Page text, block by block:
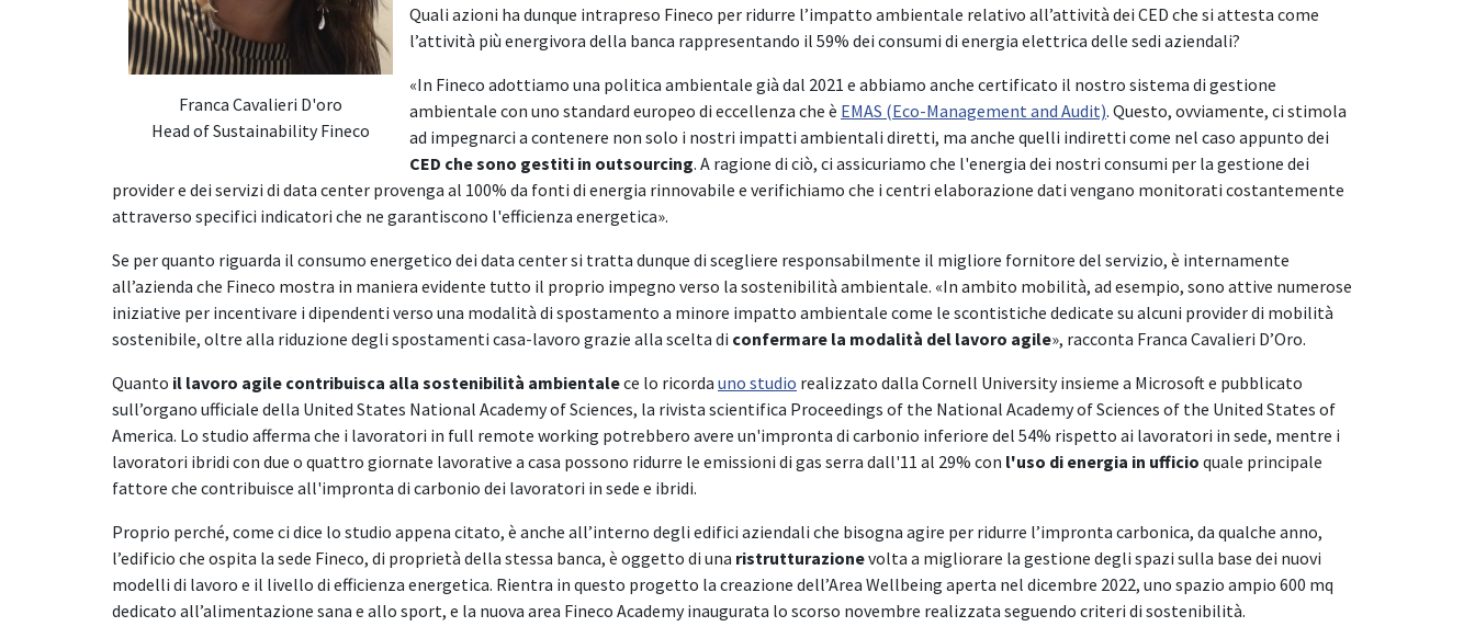
Franca Cavalieri D'oro
Head of Sustainability Fineco
Quali azioni ha dunque intrapreso Fineco per ridurre l’impatto ambientale relativo all’attività dei CED che si attesta come
l’attività più energivora della banca rappresentando il 59% dei consumi di energia elettrica delle sedi aziendali?
«In Fineco adottiamo una politica ambientale già dal 2021 e abbiamo anche certificato il nostro sistema di gestione
ambientale con uno standard europeo di eccellenza che è EMAS (Eco-Management and Audit). Questo, ovviamente, ci stimola
ad impegnarci a contenere non solo i nostri impatti ambientali diretti, ma anche quelli indiretti come nel caso appunto dei
CED che sono gestiti in outsourcing. A ragione di ciò, ci assicuriamo che l'energia dei nostri consumi per la gestione dei
provider e dei servizi di data center provenga al 100% da fonti di energia rinnovabile e verifichiamo che i centri elaborazione dati vengano monitorati costantemente
attraverso specifici indicatori che ne garantiscono l'efficienza energetica».
Se per quanto riguarda il consumo energetico dei data center si tratta dunque di scegliere responsabilmente il migliore fornitore del servizio, è internamente
all’azienda che Fineco mostra in maniera evidente tutto il proprio impegno verso la sostenibilità ambientale. «In ambito mobilità, ad esempio, sono attive numerose
iniziative per incentivare i dipendenti verso una modalità di spostamento a minore impatto ambientale come le scontistiche dedicate su alcuni provider di mobilità
sostenibile, oltre alla riduzione degli spostamenti casa-lavoro grazie alla scelta di confermare la modalità del lavoro agile», racconta Franca Cavalieri D’Oro.
Quanto il lavoro agile contribuisca alla sostenibilità ambientalece lo ricorda uno studio realizzato dalla Cornell University insieme a Microsoft e pubblicato
sull’organo ufficiale della United States National Academy of Sciences, la rivista scientifica Proceedings of the National Academy of Sciences of the United States of
America. Lo studio afferma che i lavoratori in full remote working potrebbero avere un'impronta di carbonio inferiore del 54% rispetto ai lavoratori in sede, mentre i
lavoratori ibridi con due o quattro giornate lavorative a casa possono ridurre le emissioni di gas serra dall'11 al 29% con l'uso di energia in ufficio quale principale
fattore che contribuisce all'impronta di carbonio dei lavoratori in sede e ibridi.
Proprio perché, come ci dice lo studio appena citato, è anche all’interno degli edifici aziendali che bisogna agire per ridurre l’impronta carbonica, da qualche anno,
l’edificio che ospita la sede Fineco, di proprietà della stessa banca, è oggetto di una ristrutturazionevolta a migliorare la gestione degli spazi sulla base dei nuovi
modelli di lavoro e il livello di efficienza energetica. Rientra in questo progetto la creazione dell’Area Wellbeing aperta nel dicembre 2022, uno spazio ampio 600 mq
dedicato all’alimentazione sana e allo sport, e la nuova area Fineco Academy inaugurata lo scorso novembre realizzata seguendo criteri di sostenibilità.